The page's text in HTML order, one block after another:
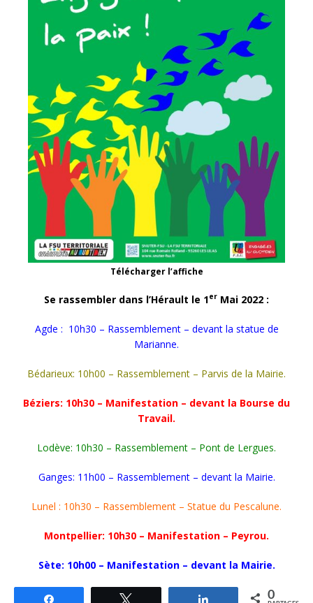
Télécharger l’affiche
Se rassembler dans l’Hérault le 1er Mai 2022 :
Agde : 10h30 – Rassemblement – devant la statue de
Marianne.
Bédarieux: 10h00 – Rassemblement – Parvis de la Mairie.
Béziers: 10h30 – Manifestation – devant la Bourse du
Travail.
Lodève: 10h30 – Rassemblement – Pont de Lergues.
Ganges: 11h00 – Rassemblement – devant la Mairie.
Lunel : 10h30 – Rassemblement – Statue du Pescalune.
Montpellier: 10h30 – Manifestation – Peyrou.
Sète: 10h00 – Manifestation – devant la Mairie.
Partagez 0